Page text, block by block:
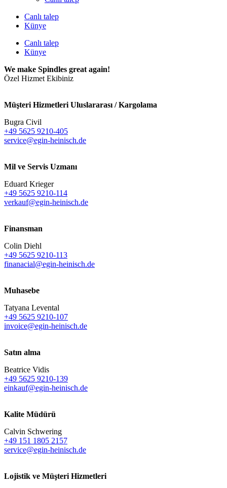
Canlı talep
Künye
Canlı talep
Künye
We make Spindles great again!
Özel Hizmet Ekibiniz
Müşteri Hizmetleri Uluslararası / Kargolama
Bugra Civil
+49 5625 9210-405
service@egin-heinisch.de
Mil ve Servis Uzmanı
Eduard Krieger
+49 5625 9210-114
verkauf@egin-heinisch.de
Finansman
Colin Diehl
+49 5625 9210-113
finanacial@egin-heinisch.de
Muhasebe
Tatyana Levental
+49 5625 9210-107
invoice@egin-heinisch.de
Satın alma
Beatrice Vidis
+49 5625 9210-139
einkauf@egin-heinisch.de
Kalite Müdürü
Calvin Schwering
+49 151 1805 2157
service@egin-heinisch.de
Lojistik ve Müşteri Hizmetleri